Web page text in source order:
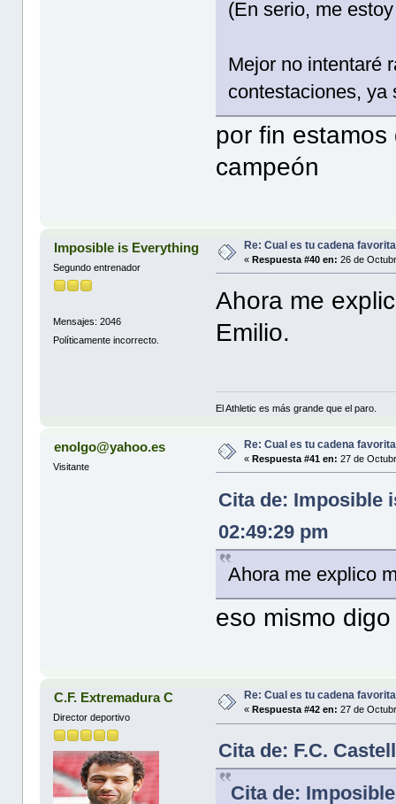
(En serio, me
Mejor no intentaré
contestaciones, ya
por fin
campeón
Imposible is Everything
Segundo entrenador
Mensajes: 2046
Políticamente incorrecto.
Re: Cual es tu cadena
«Respuesta #40 en: 26 de
Ahora me
Emilio.
El Athletic es más grande que el paro.
enolgo@yahoo.es
Visitante
Re: Cual es tu cadena
«Respuesta #41 en: 27 de
Cita de: Imposible
02:49:29 pm
Ahora me explico
eso mismo
C.F. Extremadura C
Director deportivo
Re: Cual es tu cadena
«Respuesta #42 en: 27 de
Cita de: F.C.
Cita de: